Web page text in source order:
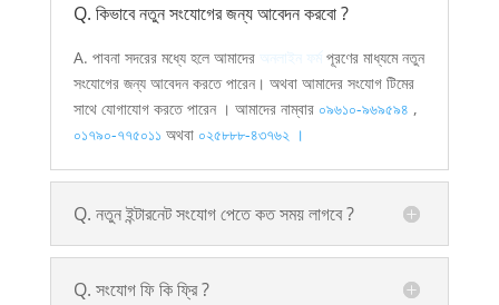
Q. কিভাবে নতুন সংযোগের জন্য আবেদন করবো ?
A. পাবনা সদরের মধ্যে হলে আমাদের অনলাইন ফর্ম
পূরণের মাধ্যমে নতুন
সংযোগের জন্য আবেদন করতে পারেন। অথবা আমাদের সংযোগ টিমের
সাথে যোগাযোগ করতে পারেন । আমাদের নাম্বার ০৯৬১০-৯৬৯৫৯৪ ,
০১৭৯০-৭৭৫০১১ অথবা ০২৫৮৮৮-৪৩৭৬২ ।
Q. নতুন ইন্টারনেট সংযোগ পেতে কত সময় লাগবে ?
Q. সংযোগ ফি কি ফ্রি ?